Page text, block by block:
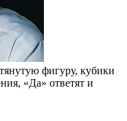
фигуру, кубики
«Да» ответят и